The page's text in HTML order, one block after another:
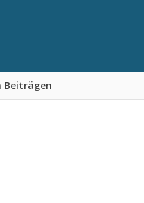
Beiträgen